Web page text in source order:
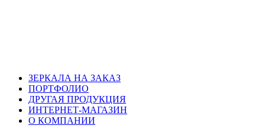
ЗЕРКАЛА НА ЗАКАЗ
ПОРТФОЛИО
ДРУГАЯ ПРОДУКЦИЯ
ИНТЕРНЕТ-МАГАЗИН
О КОМПАНИИ